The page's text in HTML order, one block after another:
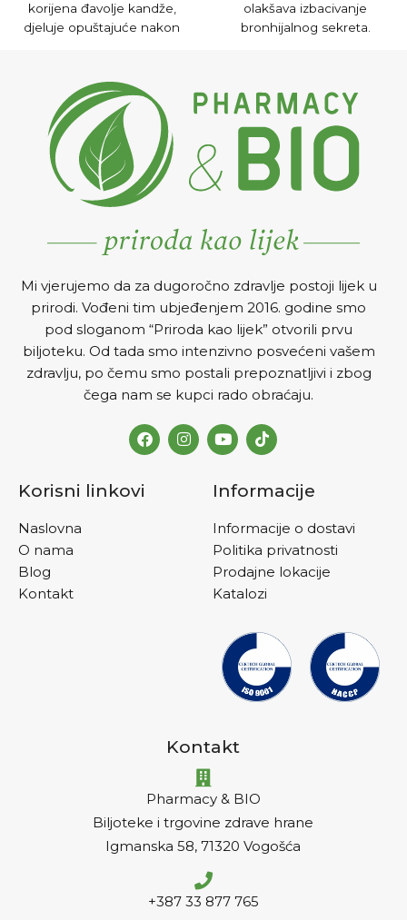
korijena đavolje kandže,
djeluje opuštajuće nakon
ramena i kičme.
olakšava izbacivanje
bronhijalnog sekreta.
Mi vjerujemo da za dugoročno zdravlje postoji lijek u
prirodi. Vođeni tim ubjeđenjem 2016. godine smo
pod sloganom “Priroda kao lijek” otvorili prvu
biljoteku. Od tada smo intenzivno posvećeni vašem
zdravlju, po čemu smo postali prepoznatljivi i zbog
čega nam se kupci rado obraćaju.
Korisni linkovi
Naslovna
O nama
Blog
Kontakt
Informacije
Informacije o dostavi
Politika privatnosti
Prodajne lokacije
Katalozi
Kontakt
Pharmacy & BIO
Biljoteke i trgovine zdrave hrane
Igmanska 58, 71320 Vogošća
+387 33 877 765